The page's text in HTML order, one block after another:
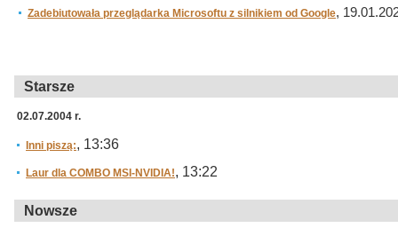
Zadebiutowała przeglądarka Microsoftu z silnikiem od Google,
Starsze
02.07.2004 r.
Inni piszą:, 13:36
Laur dla COMBO MSI-NVIDIA!, 13:22
Nowsze